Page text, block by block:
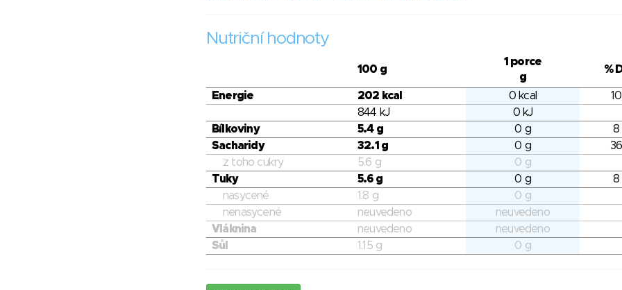
Nutriční hodnoty
100 g
1 porce
g
%
Energie 202 kcal 0 kcal
844 kJ
0 kJ
Bílkoviny
5.4 g 0 g
8
Sacharidy
32.1 g 0 g
z toho cukry
5.6 g
0 g
Tuky
5.6 g 0 g
8
nasycené
1.8 g
0 g
nenasycené
neuvedeno
neuvedeno
Vláknina
neuvedeno
neuvedeno
Sůl
1.15 g 0 g